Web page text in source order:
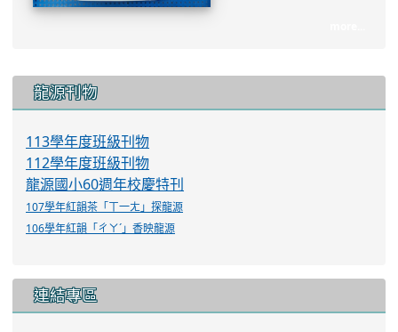
龍源刊物
113學年度班級刊物
112學年度班級刊物
龍源國小60週年校慶特刊
107學年紅韻茶「ㄒ一ㄤ」探龍源
106學年紅韻「ㄔㄚˊ」香映龍源
連結專區